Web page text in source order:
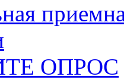
ОПРОС